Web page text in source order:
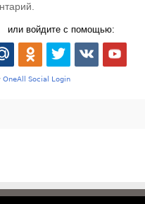
или войдите с помощью: